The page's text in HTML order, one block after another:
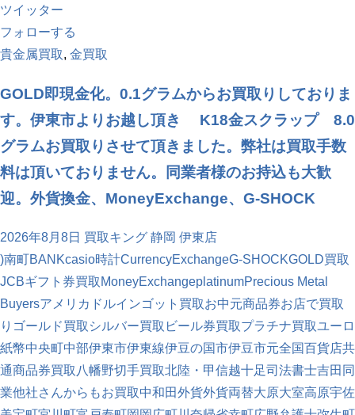
ツイッター
フォローする
貴金属買取, 金買取
GOLD即現金化。0.1グラムからお買取りしておりま
す。伊東市よりお越し頂き K18金スクラップ 8.0
グラムお買取りさせて頂きました。弊社は買取手数
料は頂いておりません。同業者様のお持込も大歓
迎。外貨換金、MoneyExchange、G-SHOCK
2026年8月8日 買取キング 静岡 伊東店
)南町BANKcasio時計CurrencyExchangeG-SHOCKGOLD買取
JCBギフト券買取 MoneyExchangeplatinumPrecious Metal
Buyersアメリカドルインゴット買取お中元商品券お店で買取
り ゴールド買取 シルバー買取 ビール券買取プラチナ買取ユーロ
紙幣中央町中部伊東市伊東線伊豆の国市伊豆市元全国百貨店共
通商品券買取 八幡野切手買取北陸・甲信越十足司法書士吉田 同
業他社さんからもお買取中和田外貨外貨両替大原大室高原宇佐